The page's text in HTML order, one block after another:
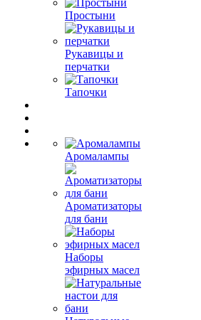
Простыни
Рукавицы и
перчатки
Тапочки
Аромалампы
Ароматизаторы
для бани
Наборы
эфирных масел